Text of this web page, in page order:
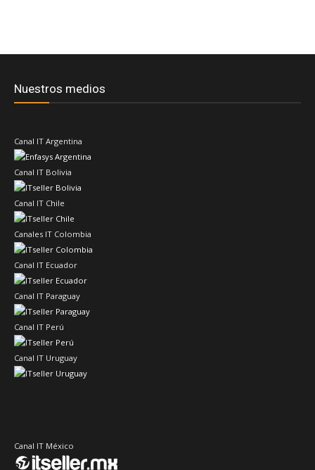
Nuestros medios
Canal IT Argentina
Canal IT Bolivia
Canal IT Chile
Canales IT Colombia
Canal IT Ecuador
Canal IT Paraguay
Canal IT Perú
Canal IT Uruguay
Canal IT México